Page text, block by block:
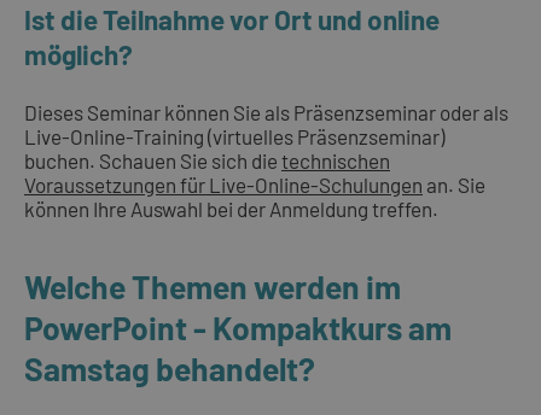
Ist die Teilnahme vor Ort und online
möglich?
Dieses Seminar können Sie als Präsenzseminar oder als
Live-Online-Training (virtuelles Präsenzseminar)
buchen. Schauen Sie sich die technischen
Voraussetzungen für Live-Online-Schulungen an. Sie
können Ihre Auswahl bei der Anmeldung treffen.
Welche Themen werden im
PowerPoint - Kompaktkurs am
Samstag behandelt?